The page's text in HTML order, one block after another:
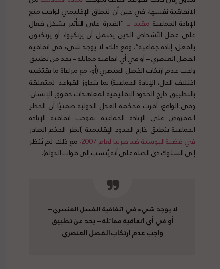
الاتفاقية نفسها، في حين أن النطاق الإقليمي لواجب منع
الإبادة الجماعية مقيد بـ “القدرة على التأثير بشكل فعال
على عمل الأشخاص الذين يحتمل أن يرتكبوا، أو يرتكبون
بالفعل، إبادة جماعية”. ومع ذلك، لا يوجد شيء في اتفاقية
الفصل العنصري – أو في أي اتفاقية مماثلة – يحد من تطبيق
واجب عدم ارتكاب الفصل العنصري (أو، مع مراعاة ما يقتضيه
اختلاف الحال، الإبادة الجماعية) بما يتجاوز القواعد المتعلقة
بالتطبيق خارج الحدود الإقليمية لمعاهدات حقوق الإنسان.
وفي الواقع، أقرت محكمة العدل الدولية ضمنيًا أن الحظر
المفروض على الإبادة الجماعية بموجب اتفاقية الإبادة
الجماعية ينطبق خارج الحدود الإقليمية (انظر الحكم الصادر
في قضية البوسنة ضد صربيا لعام 2007،
مع ذلك، لم يُنظر
إلى السلوك ذي الصلة على أنه يُنسب إلى قوات الدولة).
لا يوجد شيء في اتفاقية الفصل العنصري –
أو في أي اتفاقية مماثلة – يحد من تطبيق
واجب عدم ارتكاب الفصل العنصري